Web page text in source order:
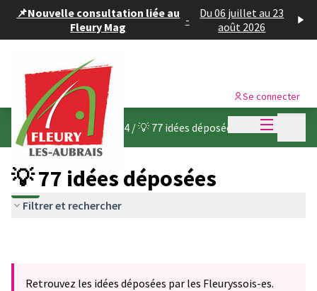
📌Nouvelle consultation liée au
Fleury Mag
-
Du 06 juillet au 23
août 2026
Menu
Se connecter
Budget participatif 2024 /💡 77 idées déposées
💡 77 idées déposées
Filtrer et rechercher
Retrouvez les idées déposées par les Fleuryssois-es.
Panneau de gestion des cookies